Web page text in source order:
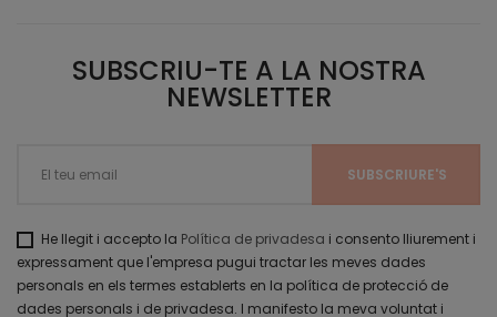
SUBSCRIU-TE A LA NOSTRA
NEWSLETTER
He llegit i accepto la Política de privadesa i consento lliurement i
expressament que l'empresa pugui tractar les meves dades
personals en els termes establerts en la política de protecció de
dades personals i de privadesa. I manifesto la meva voluntat i